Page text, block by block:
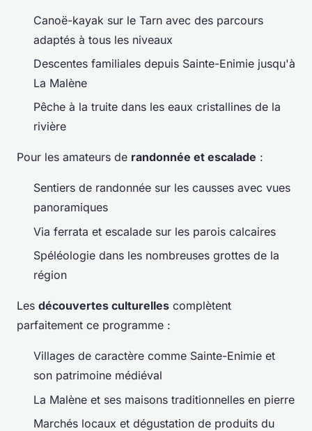
Canoë-kayak sur le Tarn avec des parcours
adaptés à tous les niveaux
Descentes familiales depuis Sainte-Enimie jusqu'à
La Malène
Pêche à la truite dans les eaux cristallines de la
rivière
Pour les amateurs de randonnée et escalade :
Sentiers de randonnée sur les causses avec vues
panoramiques
Via ferrata et escalade sur les parois calcaires
Spéléologie dans les nombreuses grottes de la
région
Les découvertes culturelles complètent
parfaitement ce programme :
Villages de caractère comme Sainte-Enimie et
son patrimoine médiéval
La Malène et ses maisons traditionnelles en pierre
Marchés locaux et dégustation de produits du